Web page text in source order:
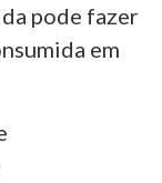
pode fazer
em